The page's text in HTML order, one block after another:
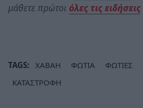
μάθετε πρώτοι όλες τις ειδήσεις
TAGS: ΧΑΒΑΗ ΦΩΤΙΑ ΦΩΤΙΕΣ
ΚΑΤΑΣΤΡΟΦΗ